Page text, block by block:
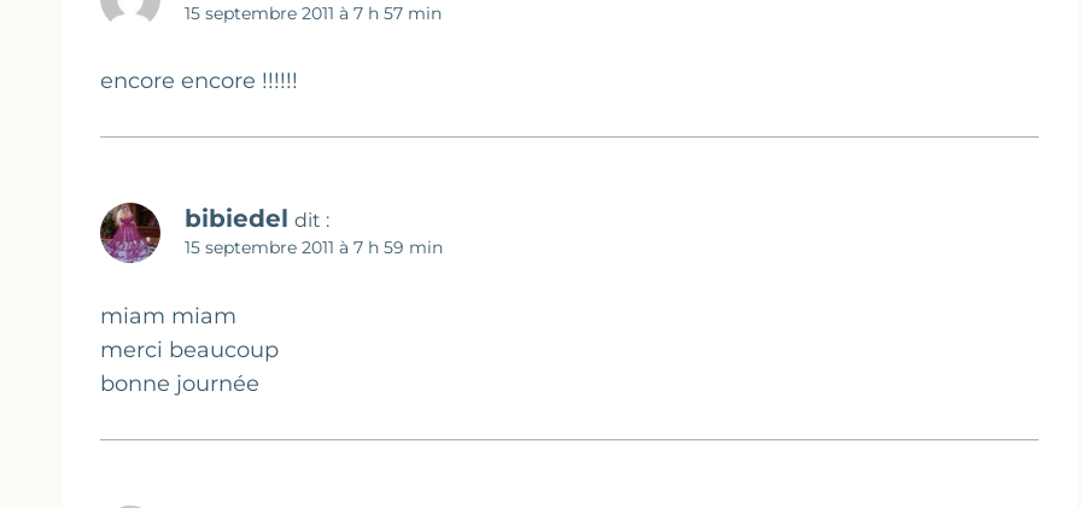
15 septembre 2011 à 7 h 57 min
encore encore !!!!!!
bibiedel dit :
15 septembre 2011 à 7 h 59 min
miam miam
merci beaucoup
bonne journée